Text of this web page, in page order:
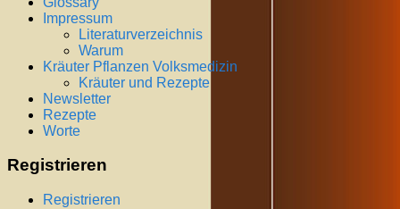
Impressum
Literaturverzeichnis
Warum
Kräuter Pflanzen Volksmedizin
Kräuter und Rezepte
Newsletter
Rezepte
Worte
Registrieren
Registrieren